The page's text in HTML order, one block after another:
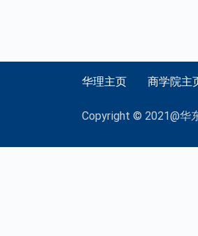
华理主页 商学院主
Copyright © 2021@华